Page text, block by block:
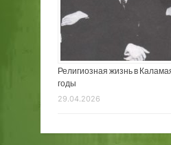
Религиозная жизнь в
годы
29.04.2026